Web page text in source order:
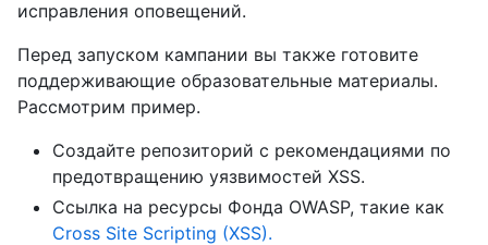
исправления оповещений.
Перед запуском кампании вы также готовите
поддерживающие образовательные материалы.
Рассмотрим пример.
Создайте репозиторий с рекомендациями по
предотвращению уязвимостей XSS.
Ссылка на ресурсы Фонда OWASP, такие как
Cross Site Scripting (XSS).